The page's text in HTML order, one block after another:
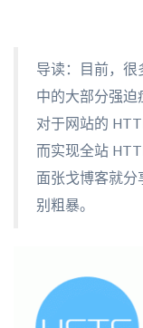
导读：目前，很
中的大部分强迫
对于网站的
而实现全站
面张戈博客就分
别粗暴。